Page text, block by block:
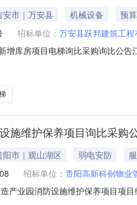
安市｜万安县 机械设备
预
招标单位： 万安县跃邦建筑工
增库房项目电梯询比采购询比公
应文件。一、项目概况：项目名
施维护保养项目询比采购
市｜观山湖区 弱电安防
招标单位： 贵阳高新科创物业
产业园消防设施维护保养项目项